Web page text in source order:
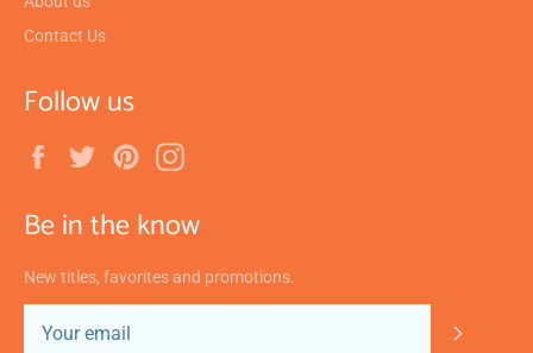
Contact Us
Follow us
FacebookTwitterPinterest
Be in the know
New titles, favorites and promotions.